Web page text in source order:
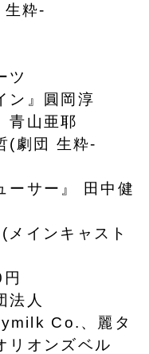
生粋-
ツ
ン』圓岡淳
青山亜耶
(劇団 生粋-
ーサー』 田中健
メインキャスト
法人
Co.、麗タ
リオンズベル